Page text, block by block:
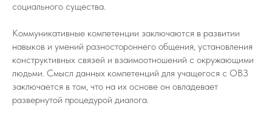
социального существа.
Коммуникативные компетенции заключаются в развитии
навыков и умений разностороннего общения, установления
конструктивных связей и взаимоотношений с окружающими
людьми. Смысл данных компетенций для учащегося с ОВЗ
заключается в том, что на их основе он овладевает
развернутой процедурой диалога.